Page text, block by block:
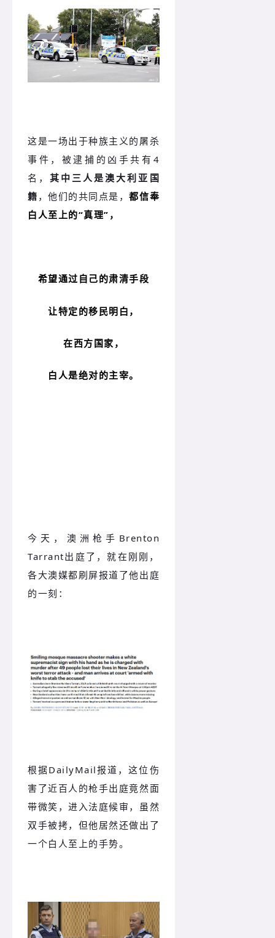
这是一场出于种族主义的屠杀
事件，被逮捕的凶手共有4
名，其中三人是澳大利亚国
籍 ，他们的共同点是，都信奉
白人至上的“真理”，
希望通过自己的肃清手段
让特定的移民明白，
在西方国家，
白人是绝对的主宰。
今天，澳洲枪手Brenton
Tarrant出庭了，就在刚刚，
各大澳媒都刷屏报道了他出庭
的一刻：
根据DailyMail报道，这位伤
害了近百人的枪手出庭竟然面
带微笑，进入法庭候审，虽然
双手被拷，但他居然还做出了
一个白人至上的手势。